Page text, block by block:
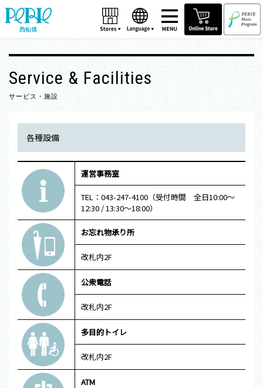
西船橋
Service & Facilities
サービス・施設
各種設備
運営事務室
TEL：043-247-4100（受付時間 全日10:00～
12:30 / 13:30～18:00）
お忘れ物承り所
改札内2F
公衆電話
改札内2F
多目的トイレ
改札内2F
ATM